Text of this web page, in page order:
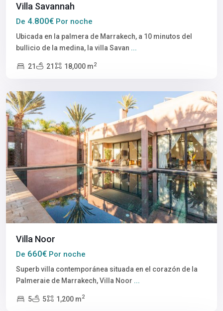
Villa Savannah
De 4.800€ Por noche
Ubicada en la palmera de Marrakech, a 10 minutos del
bullicio de la medina, la villa Savan ...
21 21 18,000 m2
Villa Noor
De 660€ Por noche
Superb villa contemporánea situada en el corazón de la
Palmeraie de Marrakech, Villa Noor ...
5 5 1,200 m2